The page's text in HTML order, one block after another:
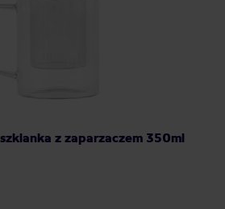
z zaparzaczem 350ml